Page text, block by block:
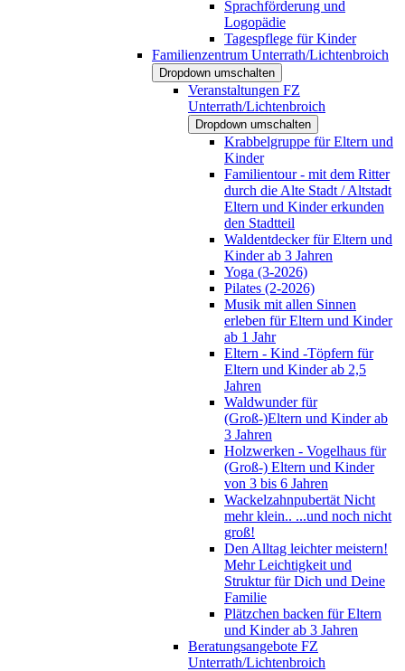
Sprachförderung und
Logopädie
Tagespflege für Kinder
Familienzentrum Unterrath/Lichtenbroich
Dropdown umschalten
Veranstaltungen FZ
Unterrath/Lichtenbroich
Dropdown umschalten
Krabbelgruppe für Eltern und
Kinder
Familientour - mit dem Ritter
durch die Alte Stadt / Altstadt
Eltern und Kinder erkunden
den Stadtteil
Waldentdecker für Eltern und
Kinder ab 3 Jahren
Yoga (3-2026)
Pilates (2-2026)
Musik mit allen Sinnen
erleben für Eltern und Kinder
ab 1 Jahr
Eltern - Kind -Töpfern für
Eltern und Kinder ab 2,5
Jahren
Waldwunder für
(Groß-)Eltern und Kinder ab
3 Jahren
Holzwerken - Vogelhaus für
(Groß-) Eltern und Kinder
von 3 bis 6 Jahren
Wackelzahnpubertät Nicht
mehr klein.. ...und noch nicht
groß!
Den Alltag leichter meistern!
Mehr Leichtigkeit und
Struktur für Dich und Deine
Familie
Plätzchen backen für Eltern
und Kinder ab 3 Jahren
Beratungsangebote FZ
Unterrath/Lichtenbroich